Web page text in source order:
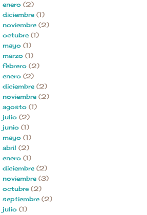
enero (2)
diciembre (1)
noviembre (2)
octubre (1)
mayo (1)
marzo (1)
febrero (2)
enero (2)
diciembre (2)
noviembre (2)
agosto (1)
julio (2)
junio (1)
mayo (1)
abril (2)
enero (1)
diciembre (2)
noviembre (3)
octubre (2)
septiembre (2)
julio (1)